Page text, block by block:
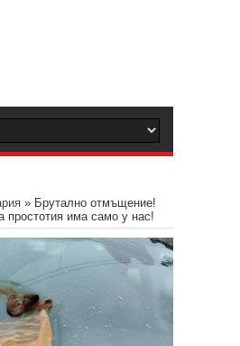
» Брутално отмъщение!
простотия има само у нас!